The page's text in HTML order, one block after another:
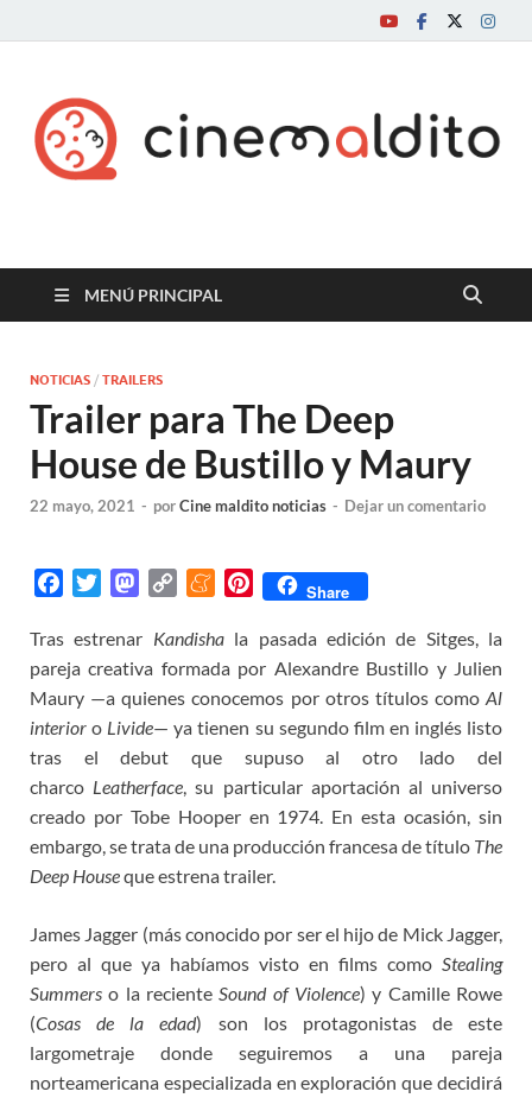
Cine maldito
MENÚ PRINCIPAL
NOTICIAS / TRAILERS
Trailer para The Deep
House de Bustillo y Maury
22 mayo, 2021 - porCine maldito noticias - Dejar un comentario
c
e
b
o
k
i
t
t
e
M
s
t
o
d
o
n
p
y
L
i
k
M
n
e
a
m
e
P
n
t
e
r
e
s
t
Share
Tras estrenar Kandishala pasada edición de Sitges, la
pareja creativa formada por Alexandre Bustillo y Julien
Maury —a quienes conocemos por otros títulos como Al
interior o Livide— ya tienen su segundo film en inglés listo
tras el debut que supuso al otro lado del
charco Leatherface, su particular aportación al universo
creado por Tobe Hooper en 1974. En esta ocasión, sin
embargo, se trata de una producción francesa de título The
Deep Houseque estrena trailer.
James Jagger (más conocido por ser el hijo de Mick Jagger,
pero al que ya habíamos visto en films como Stealing
Summers o la recienteSound of Violence) y Camille Rowe
(Cosas de la edad) son los protagonistas de este
largometraje donde seguiremos a una pareja
norteamericana especializada en exploración que decidirá